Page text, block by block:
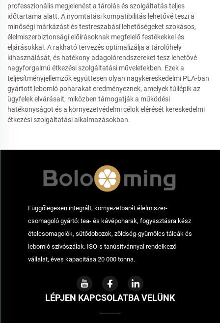
professzionális megjelenést a tárolás és szolgáltatás teljes
időtartama alatt. A nyomtatási kompatibilitás lehetővé teszi a
minőségi márkázást és testreszabási lehetőségeket szokásos,
élelmiszerbiztonsági előírásoknak megfelelő festékekkel és
eljárásokkal. A rakható tervezés optimalizálja a tárolóhely
kihasználását, és hatékony adagolórendszereket tesz lehetővé
nagyforgalmú étkezési szolgáltatási műveletekben. Ezek a
teljesítményjellemzők együttesen olyan nagykereskedelmi PLA-ban
gyártott lebomló poharakat eredményeznek, amelyek túllépik az
ügyfelek elvárásait, miközben támogatják a működési
hatékonyságot és a környezetvédelmi célok elérését kereskedelmi
étkezési szolgáltatási alkalmazásokban.
Függőlegesen integrált, környezetbarát élelmiszer-
csomagoló gyártó: tea- és kávépoharak, fogyasztásra kész
ételcsomagolók, sütődobozok, zöldség-gyümölcs tálcák és
lebomló szívószálak. ISO-s tanúsítvánnyal rendelkező
vállalat, éves kapacitása 20 000 tonna.
LÉPJEN KAPCSOLATBA VELÜNK